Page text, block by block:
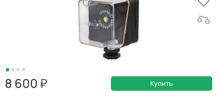
8 600 Купить